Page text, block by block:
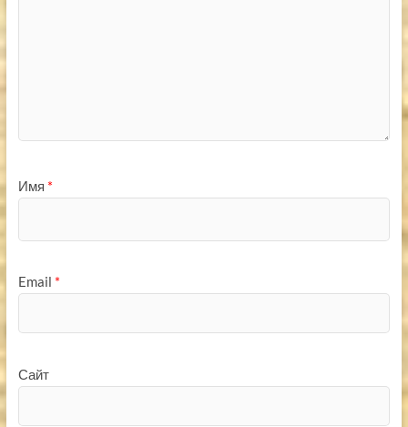
Имя *
Email *
Сайт